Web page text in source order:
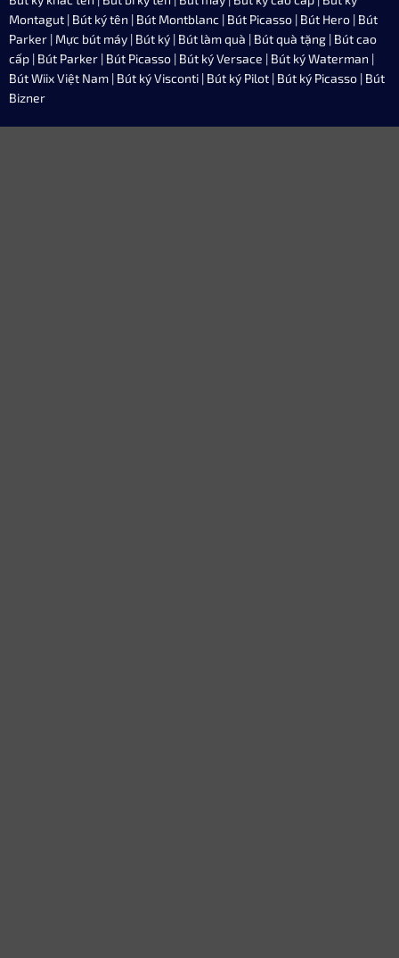
Montagut| Bút ký tên | Bút Montblanc | Bút Picasso | Bút Hero| Bút
Parker| Mực bút máy| Bút ký | Bút làm quà | Bút quà tặng | Bút cao
cấp | Bút Parker| Bút Picasso | Bút ký Versace | Bút ký Waterman |
BútWiix Việt Nam| Bút ký Visconti | Bút ký Pilot| Bút ký Picasso| Bút
Bizner